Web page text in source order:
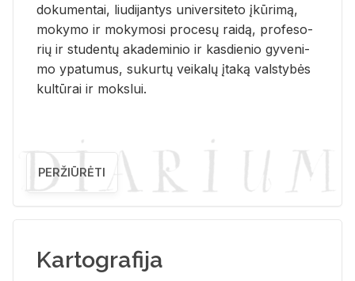
do­ku­men­tai, liu­di­jan­tys uni­ver­si­te­to įkū­ri­mą,
mo­ky­mo ir mo­ky­mo­si pro­ce­sų rai­dą, pro­fe­so­
rių ir stu­den­tų aka­de­mi­nio ir kas­die­nio gy­ve­ni­
mo ypa­tu­mus, su­kur­tų vei­ka­lų įta­ką vals­ty­bės
kul­tū­rai ir moks­lui.
PERŽIŪRĖTI
Kartografija